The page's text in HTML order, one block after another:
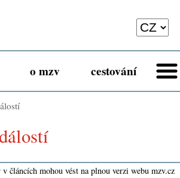
o mzv cestování
v článcích mohou vést na plnou verzi webu mzv.cz